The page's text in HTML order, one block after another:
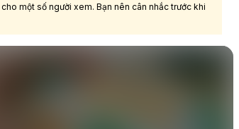
một số người xem. Bạn nên cân nhắc trước khi